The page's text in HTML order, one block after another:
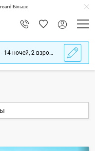
Більше
Египет, вылет 11.08.2026 - 18.08.2026 , 7 - 14 ночей, 2 взрослых